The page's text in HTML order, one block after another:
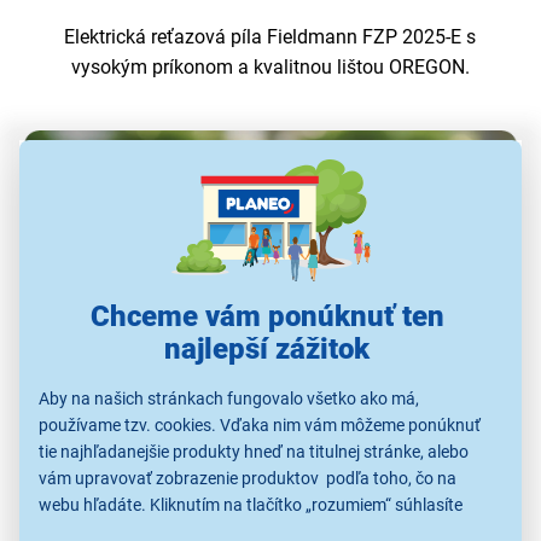
Chceme vám ponúknuť ten
najlepší zážitok
Aby na našich stránkach fungovalo všetko ako má,
používame tzv. cookies. Vďaka nim vám môžeme ponúknuť
tie najhľadanejšie produkty hneď na titulnej stránke, alebo
vám upravovať zobrazenie produktov podľa toho, čo na
webu hľadáte. Kliknutím na tlačítko „rozumiem“ súhlasíte
Elektrická reťazová píla Fieldmann FZP 2025-E s
vysokým príkonom a kvalitnou lištou OREGON.